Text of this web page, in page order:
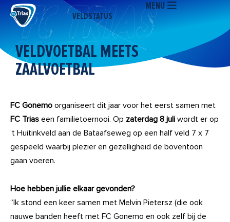
naar
inhoud
VELDSTATUS
MENU
VELDVOETBAL MEETS
ZAALVOETBAL
FC Gonemo organiseert dit jaar voor het eerst samen met
FC Trias een familietoernooi. Op zaterdag 8 juli wordt er op
’t Huitinkveld aan de Bataafseweg op een half veld 7 x 7
gespeeld waarbij plezier en gezelligheid de boventoon
gaan voeren.
Hoe hebben jullie elkaar gevonden?
“Ik stond een keer samen met Melvin Pietersz (die ook
nauwe banden heeft met FC Gonemo en ook zelf bij de